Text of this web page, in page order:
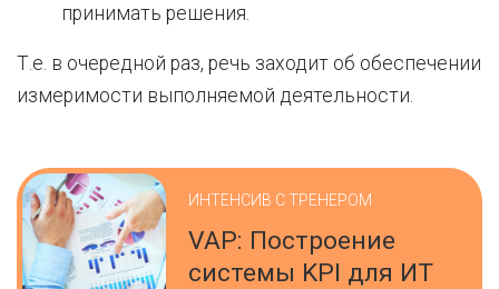
принимать решения.
Т.е. в очередной раз, речь заходит об обеспечении
измеримости выполняемой деятельности.
ИНТЕНСИВ С ТРЕНЕРОМ
VAP: Построение
системы KPI для ИТ